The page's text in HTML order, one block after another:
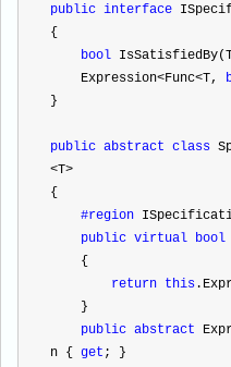
public interface
{
bool
    Expression
<Func<T,
}
public abstract class
<T>
{
#region
public virtual bool
    {
return this
    }
public abstract
n { get ; }